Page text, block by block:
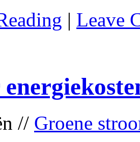
| Leave
// Groene